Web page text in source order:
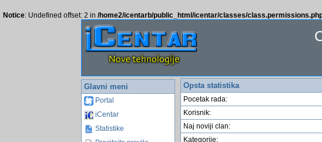
Notice: Undefined offset: 2 in /home2/icentarb/public_html/icentar/classes/
Glavni meni
Portal
iCentar
Statistike
Opsta statistika
Pocetak rada:
Korisnik:
Naj noviji clan:
Kategorije: